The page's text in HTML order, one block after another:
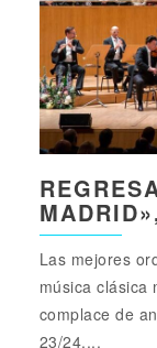
Las mejores
música clásica
complace de
23/24,...